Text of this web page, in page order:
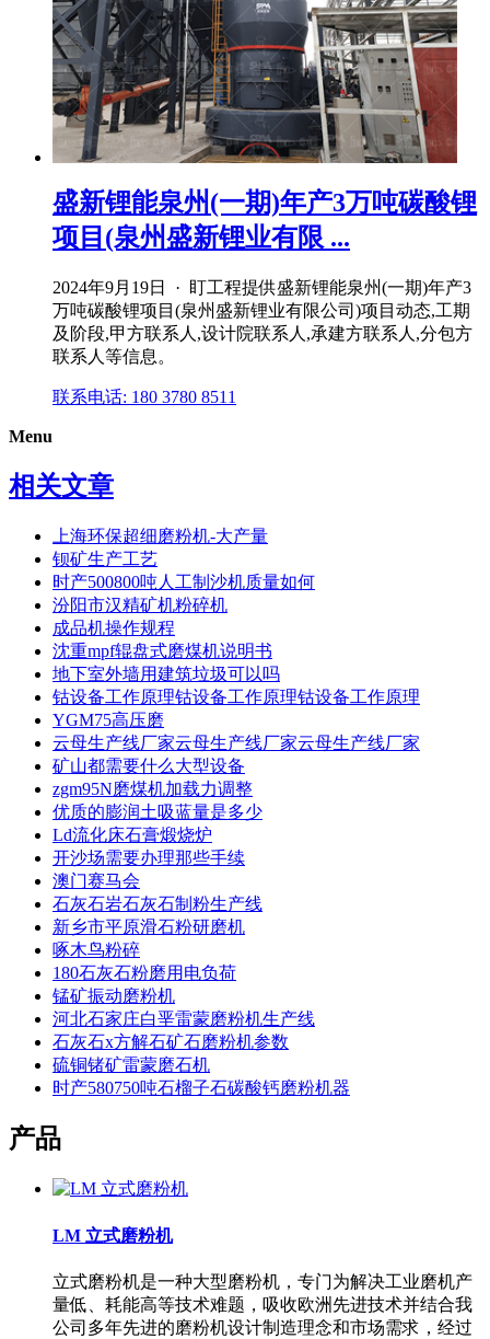
盛新锂能泉州(一期)年产3万吨碳酸锂
项目(泉州盛新锂业有限 ...
2024年9月19日 · 盯工程提供盛新锂能泉州(一期)年产3
万吨碳酸锂项目(泉州盛新锂业有限公司)项目动态,工期
及阶段,甲方联系人,设计院联系人,承建方联系人,分包方
联系人等信息。
联系电话: 180 3780 8511
Menu
相关文章
上海环保超细磨粉机-大产量
钡矿生产工艺
时产500800吨人工制沙机质量如何
汾阳市汉精矿机粉碎机
成品机操作规程
沈重mpf辊盘式磨煤机说明书
地下室外墙用建筑垃圾可以吗
钴设备工作原理钴设备工作原理钴设备工作原理
YGM75高压磨
云母生产线厂家云母生产线厂家云母生产线厂家
矿山都需要什么大型设备
zgm95N磨煤机加载力调整
优质的膨润土吸蓝量是多少
Ld流化床石膏煅烧炉
开沙场需要办理那些手续
澳门赛马会
石灰石岩石灰石制粉生产线
新乡市平原滑石粉研磨机
啄木鸟粉碎
180石灰石粉磨用电负荷
锰矿振动磨粉机
河北石家庄白垩雷蒙磨粉机生产线
石灰石x方解石矿石磨粉机参数
硫铜锗矿雷蒙磨石机
时产580750吨石榴子石碳酸钙磨粉机器
产品
LM 立式磨粉机
立式磨粉机是一种大型磨粉机，专门为解决工业磨机产
量低、耗能高等技术难题，吸收欧洲先进技术并结合我
公司多年先进的磨粉机设计制造理念和市场需求，经过